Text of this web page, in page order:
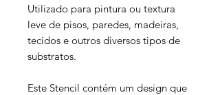
Utilizado para pintura ou textura
leve de pisos, paredes, madeiras,
tecidos e outros diversos tipos de
substratos.
Este Stencil contém um design que